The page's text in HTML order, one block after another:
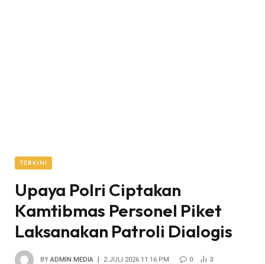
TERKINI
Upaya Polri Ciptakan
Kamtibmas Personel Piket
Laksanakan Patroli Dialogis
BY ADMIN MEDIA 2 JULI 2026 11:16 PM 0 3